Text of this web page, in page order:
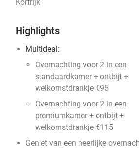
Kortrijk
Highlights
Multideal:
Overnachting voor 2 in een
standaardkamer + ontbijt +
welkomstdrankje €95
Overnachting voor 2 in een
premiumkamer + ontbijt +
welkomstdrankje €115
Geniet van een heerlijke